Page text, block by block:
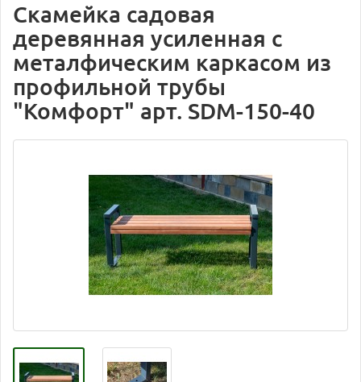
Скамейка садовая
деревянная усиленная с
металфическим каркасом из
профильной трубы
"Комфорт" арт. SDM-150-40